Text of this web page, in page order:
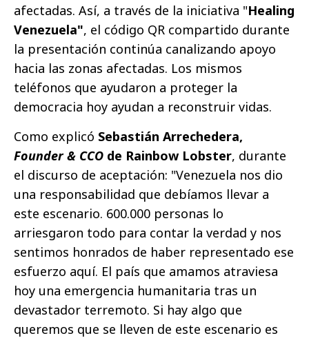
afectadas. Así, a través de la iniciativa "Healing
Venezuela", el código QR compartido durante
la presentación continúa canalizando apoyo
hacia las zonas afectadas. Los mismos
teléfonos que ayudaron a proteger la
democracia hoy ayudan a reconstruir vidas.
Como explicó Sebastián Arrechedera,
Founder & CCO de Rainbow Lobster, durante
el discurso de aceptación: "Venezuela nos dio
una responsabilidad que debíamos llevar a
este escenario. 600.000 personas lo
arriesgaron todo para contar la verdad y nos
sentimos honrados de haber representado ese
esfuerzo aquí. El país que amamos atraviesa
hoy una emergencia humanitaria tras un
devastador terremoto. Si hay algo que
queremos que se lleven de este escenario es